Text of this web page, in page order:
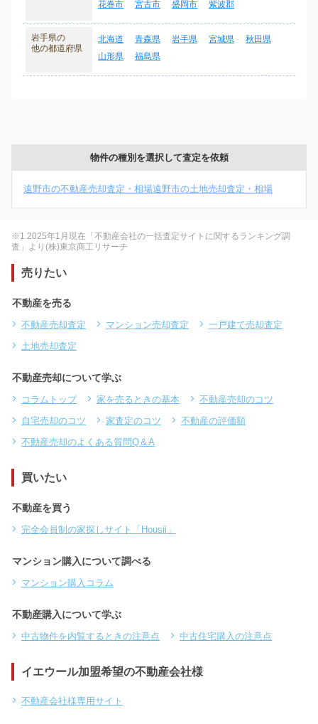
花巻市
宮古市 盛岡市 紫波郡
岩手県の
他の都道府県
北海道 青森県 岩手県 宮城県
秋田県
山形県
福島県
物件の種別を選択して査定を依頼
遠野市の不動産売却査定・相場遠野市の土地売却査定・相場
※1 2025年1月現在「不動産会社の一括査定サイトに関するランキング調
査」より(株)東京商工リサーチ
売りたい
不動産を売る
不動産売却査定 マンション売却査定
一戸建て売却査定
土地売却査定
不動産売却について学ぶ
コラムトップ 家を売るときの基本
不動産売却のコツ
自宅売却のコツ
家査定のコツ
不動産の評価額
不動産売却のよくある質問Q＆A
買いたい
不動産を買う
完全会員制の家探しサイト「Housii」
マンション購入について調べる
マンション購入コラム
不動産購入について学ぶ
中古物件を内覧するときの注意点 中古住宅購入の注意点
イエウール加盟希望の不動産会社様
不動産会社様専用サイト